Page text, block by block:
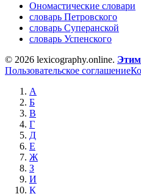
Ономастические словари
словарь Петровского
словарь Суперанской
словарь Успенского
© 2026 lexicography.online.
Пользовательское соглашение
А
Б
В
Г
Д
Е
Ж
З
И
К